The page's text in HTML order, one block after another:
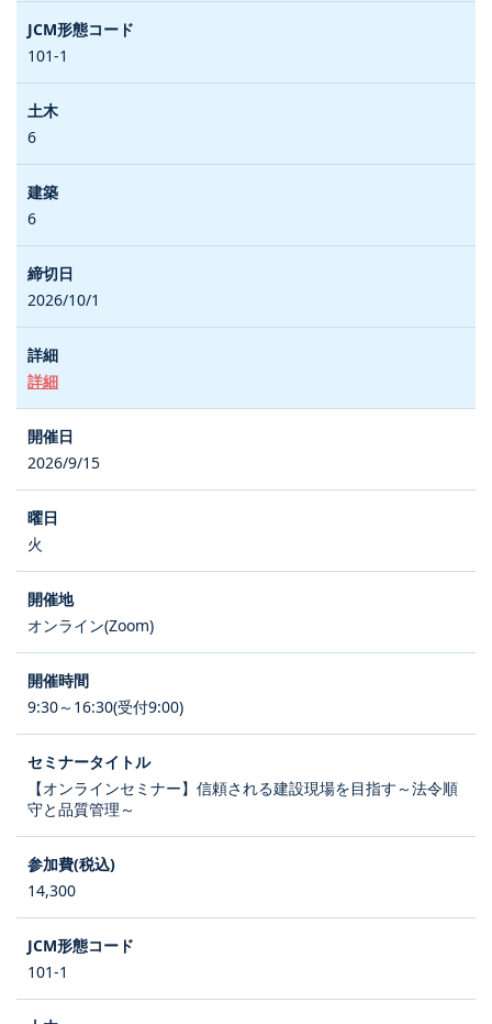
101-1
6
6
2026/10/1
詳細
2026/9/15
火
オンライン(Zoom)
9:30～16:30(受付9:00)
【オンラインセミナー】信頼される建設現場を目指す～法令順
守と品質管理～
14,300
101-1